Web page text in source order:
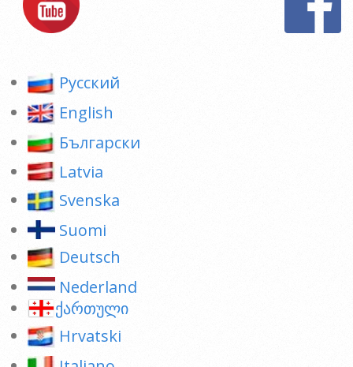
Pусский
English
Български
Latvia
Svenska
Suomi
Deutsch
Nederland
ქართული
Hrvatski